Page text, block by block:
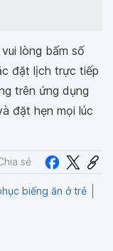
lòng bấm số
đặt lịch trực tiếp
trên ứng dụng
đặt hẹn mọi lúc
sẻ
biếng ăn ở trẻ